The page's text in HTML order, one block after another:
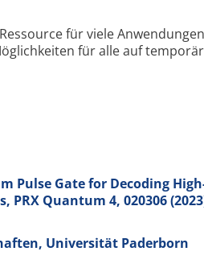
für viele
für alle auf
Pulse Gate for Decoding
PRX Quantum 4, 020306
Universität Paderborn